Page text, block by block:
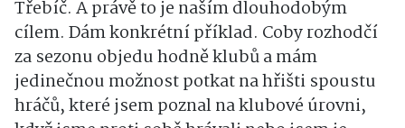
Třebíč. A právě to je naším dlouhodobým
cílem. Dám konkrétní příklad. Coby rozhodčí
za sezonu objedu hodně klubů a mám
jedinečnou možnost potkat na hřišti spoustu
hráčů, které jsem poznal na klubové úrovni,